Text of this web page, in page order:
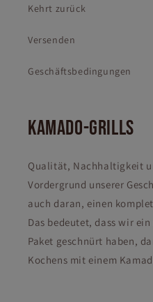
Kehrt zurück
Versenden
Geschäftsbedingungen
KAMADO-GRILLS
Qualität, Nachhaltigkeit
Vordergrund unserer
auch daran, einen
Das bedeutet, dass wir
Paket geschnürt haben,
Kochens mit einem